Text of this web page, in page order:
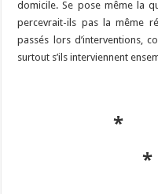
domicile. Se pose même la
percevrait-ils pas la même
passés lors d’interventions,
surtout s’ils interviennent
*